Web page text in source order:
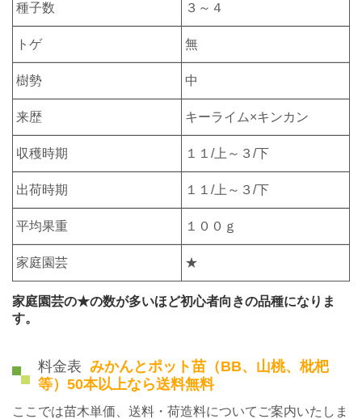
種子数 ３～４
トゲ 無
樹勢 中
来歴 キーライム×キンカン
収穫時期 １１/上～３/下
出荷時期 １１/上～３/下
平均果重 １００ｇ
家庭園芸 ★
家庭園芸の★の数が多いほど初心者向きの品種になりま
す。
料金表 みかんとポット苗（BB、山桃、枇杷
等）50本以上なら送料無料
ここでは苗木単価、送料・荷造料についてご案内いたしま